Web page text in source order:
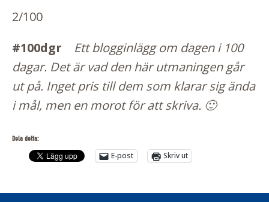
2/100
#100dgr
Ett blogginlägg om dagen i 100
dagar. Det är vad den här utmaningen går
ut på. Inget pris till dem som klarar sig ända
i mål, men en morot för att skriva. 🙂
Dela detta:
E-post Skriv ut